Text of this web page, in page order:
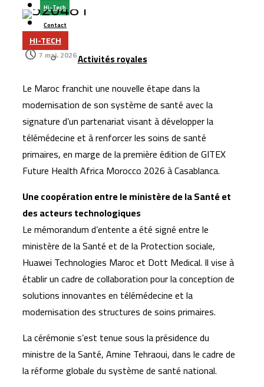
Hi-Tech
Contact
Plus
Activités royales
HI-TECH
7 mai، 2026
Le Maroc franchit une nouvelle étape dans la
modernisation de son système de santé avec la
signature d’un partenariat visant à développer la
télémédecine et à renforcer les soins de santé
primaires, en marge de la première édition de GITEX
Future Health Africa Morocco 2026 à Casablanca.
Une coopération entre le ministère de la Santé et
des acteurs technologiques
Le mémorandum d’entente a été signé entre le
ministère de la Santé et de la Protection sociale,
Huawei Technologies Maroc et Dott Medical. Il vise à
établir un cadre de collaboration pour la conception de
solutions innovantes en télémédecine et la
modernisation des structures de soins primaires.
La cérémonie s’est tenue sous la présidence du
ministre de la Santé, Amine Tehraoui, dans le cadre de
la réforme globale du système de santé national.